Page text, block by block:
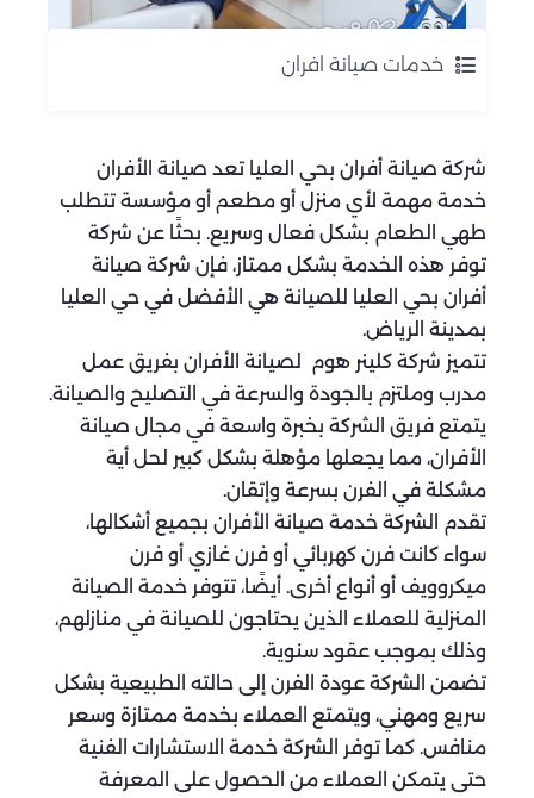
خدمات صيانة افران
شركة صيانة أفران بحي العليا تعد صيانة الأفران
خدمة مهمة لأي منزل أو مطعم أو مؤسسة تتطلب
طهي الطعام بشكل فعال وسريع. بحثًا عن شركة
توفر هذه الخدمة بشكل ممتاز، فإن شركة صيانة
أفران بحي العليا للصيانة هي الأفضل في حي العليا
بمدينة الرياض.
تتميز شركة كلينر هوم لصيانة الأفران بفريق عمل
مدرب وملتزم بالجودة والسرعة في التصليح والصيانة.
يتمتع فريق الشركة بخبرة واسعة في مجال صيانة
الأفران، مما يجعلها مؤهلة بشكل كبير لحل أية
مشكلة في الفرن بسرعة وإتقان.
تقدم الشركة خدمة صيانة الأفران بجميع أشكالها،
سواء كانت فرن كهربائي أو فرن غازي أو فرن
ميكروويف أو أنواع أخرى. أيضًا، تتوفر خدمة الصيانة
المنزلية للعملاء الذين يحتاجون للصيانة في منازلهم،
وذلك بموجب عقود سنوية.
تضمن الشركة عودة الفرن إلى حالته الطبيعية بشكل
سريع ومهني، ويتمتع العملاء بخدمة ممتازة وسعر
منافس. كما توفر الشركة خدمة الاستشارات الفنية
حتى يتمكن العملاء من الحصول على المعرفة